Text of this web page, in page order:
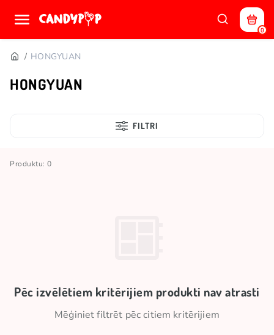
0
HONGYUAN
HONGYUAN
FILTRI
Produktu: 0
Pēc izvēlētiem kritērijiem produkti nav atrasti
Mēģiniet filtrēt pēc citiem kritērijiem